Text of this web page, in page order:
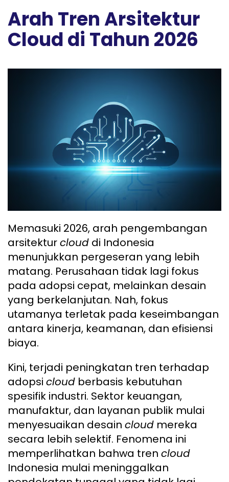
Arah Tren Arsitektur
Cloud di Tahun 2026
Memasuki 2026, arah pengembangan
arsitekturcloud di Indonesia
menunjukkan pergeseran yang lebih
matang. Perusahaan tidak lagi fokus
pada adopsi cepat, melainkan desain
yang berkelanjutan. Nah, fokus
utamanya terletak pada keseimbangan
antara kinerja, keamanan, dan efisiensi
biaya.
Kini, terjadi peningkatan tren terhadap
adopsi cloud berbasis kebutuhan
spesifik industri. Sektor keuangan,
manufaktur, dan layanan publik mulai
menyesuaikan desain cloud mereka
secara lebih selektif. Fenomena ini
memperlihatkan bahwa tren cloud
Indonesia mulai meninggalkan